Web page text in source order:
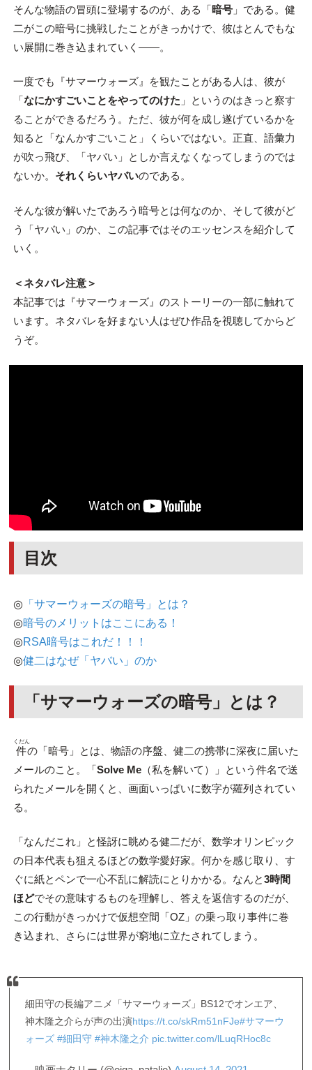
そんな物語の冒頭に登場するのが、ある「暗号」である。健
二がこの暗号に挑戦したことがきっかけで、彼はとんでもな
い展開に巻き込まれていく――。
一度でも『サマーウォーズ』を観たことがある人は、彼が
「 なにかすごいことをやってのけた 」というのはきっと察す
ることができるだろう。ただ、彼が何を成し遂げているかを
知ると「なんかすごいこと」くらいではない。正直、語彙力
が吹っ飛び、「ヤバい」としか言えなくなってしまうのでは
ないか。 それくらいヤバいのである。
そんな彼が解いたであろう暗号とは何なのか、そして彼がど
う「ヤバい」のか、この記事ではそのエッセンスを紹介して
いく。
＜ネタバレ注意＞
本記事では『サマーウォーズ』のストーリーの一部に触れて
います。ネタバレを好まない人はぜひ作品を視聴してからど
うぞ。
目次
◎ 「サマーウォーズの暗号」とは？
◎暗号のメリットはここにある！
◎RSA暗号はこれだ！！！
◎健二はなぜ「ヤバい」のか
「サマーウォーズの暗号」とは？
件
くだん
の「暗号」とは、物語の序盤、健二の携帯に深夜に届いた
メールのこと。「Solve Me（私を解いて）」という件名で送
られたメールを開くと、画面いっぱいに数字が羅列されてい
る。
「なんだこれ」と怪訝に眺める健二だが、数学オリンピック
の日本代表も狙えるほどの数学愛好家。何かを感じ取り、す
ぐに紙とペンで一心不乱に解読にとりかかる。なんと3時間
ほどでその意味するものを理解し、答えを返信するのだが、
この行動がきっかけで仮想空間「OZ」の乗っ取り事件に巻
き込まれ、さらには世界が窮地に立たされてしまう。
細田守の長編アニメ「サマーウォーズ」BS12でオンエア、
神木隆之介らが声の出演https://t.co/skRm51nFJe#サマーウ
ォーズ #細田守 #神木隆之介 pic.twitter.com/lLuqRHoc8c